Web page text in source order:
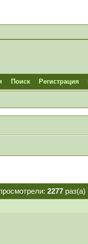
Поиск Регистрация
2277 раз(а)